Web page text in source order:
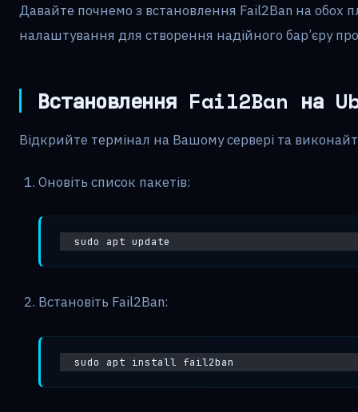
Давайте почнемо з встановлення Fail2Ban на обох
налаштування для створення надійного бар’єру
Встановлення Fail2Ban на
Відкрийте термінал на Вашому сервері та
Оновіть список пакетів:
sudo apt update
Встановіть Fail2Ban:
sudo apt install fail2ban